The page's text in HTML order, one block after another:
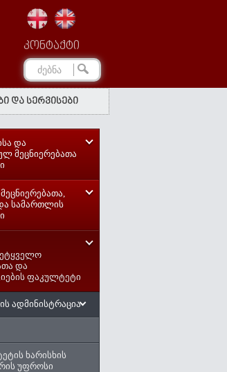
კონტაქტი
და სერვისები
და
მეცნიერებათა
სამართლის
და
ფაკულტეტი
ადმინისტრაცია
ხარისხის
უფროსი